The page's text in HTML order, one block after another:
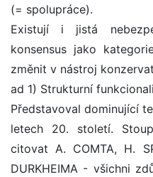
(= spolupráce).
Existují i jistá
konsensus jako
změnit v nástroj
ad 1) Strukturní
Představoval dominující
letech 20. století.
citovat A. COMTA, H.
DURKHEIMA - všichni